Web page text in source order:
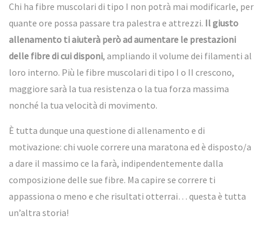
Chi ha fibre muscolari di tipo I non potrà mai modificarle, per
quante ore possa passare tra palestra e attrezzi. Il giusto
allenamento ti aiuterà però ad aumentare le prestazioni
delle fibre di cui disponi, ampliando il volume dei filamenti al
loro interno. Più le fibre muscolari di tipo I o II crescono,
maggiore sarà la tua resistenza o la tua forza massima
nonché la tua velocità di movimento.
È tutta dunque una questione di allenamento e di
motivazione: chi vuole correre una maratona ed è disposto/a
a dare il massimo ce la farà, indipendentemente dalla
composizione delle sue fibre. Ma capire se correre ti
appassiona o meno e che risultati otterrai… questa è tutta
un’altra storia!